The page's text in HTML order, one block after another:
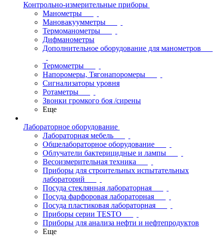
Контрольно-измерительные приборы
Манометры
Мановакуумметры
Термоманометры
Дифманометры
Дополнительное оборудование для манометров
Термометры
Напоромеры, Тягонапоромеры
Сигнализаторы уровня
Ротаметры
Звонки громкого боя /сирены
Еще
Лабораторное оборудование
Лабораторная мебель
Общелабораторное оборудование
Облучатели бактерицидные и лампы
Весоизмерительная техника
Приборы для строительных испытательных
лабораторий
Посуда стеклянная лабораторная
Посуда фарфоровая лабораторная
Посуда пластиковая лабораторная
Приборы серии TESTO
Приборы для анализа нефти и нефтепродуктов
Еще